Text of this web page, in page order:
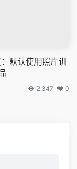
默认使用照片训
2,347 0